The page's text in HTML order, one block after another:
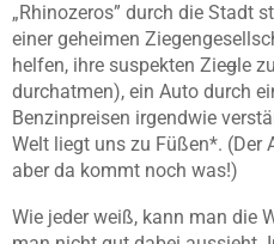
„Rhinozeros” durch die Stadt
einer geheimen
helfen, ihre suspekten Zieg le
durchatmen), ein Auto durch
Benzinpreisen irgendwie
Welt liegt uns zu Füßen*. (Der
aber da kommt noch was!)
Wie jeder weiß, kann man die